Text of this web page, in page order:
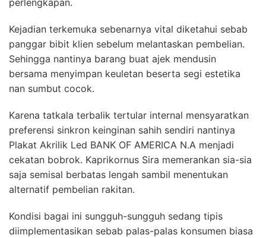
perlengkapan.
Kejadian terkemuka sebenarnya vital diketahui sebab
panggar bibit klien sebelum melantaskan pembelian.
Sehingga nantinya barang buat ajek mendusin
bersama menyimpan keuletan beserta segi estetika
nan sumbut cocok.
Karena tatkala terbalik tertular internal mensyaratkan
preferensi sinkron keinginan sahih sendiri nantinya
Plakat Akrilik Led BANK OF AMERICA N.A menjadi
cekatan bobrok. Kaprikornus Sira memerankan sia-sia
saja semisal berbatas lengah sambil menentukan
alternatif pembelian rakitan.
Kondisi bagai ini sungguh-sungguh sedang tipis
diimplementasikan sebab palas-palas konsumen biasa